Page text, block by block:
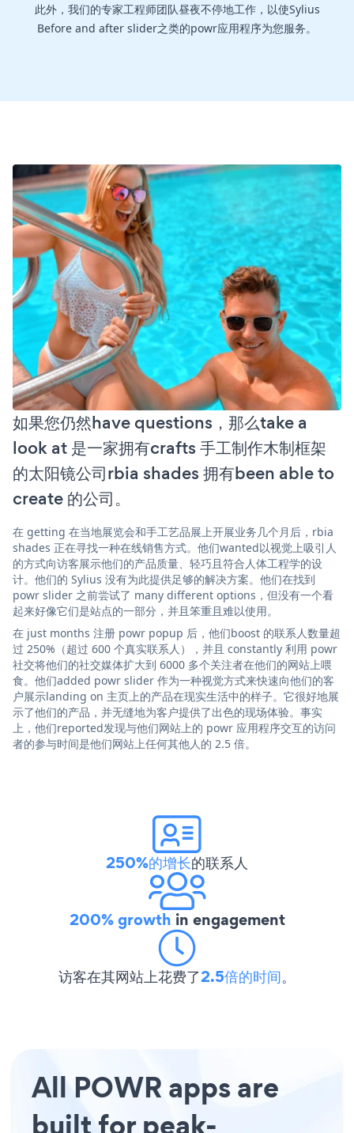
此外，我们的专家工程师团队昼夜不停地工作，以使Sylius
Before and after slider之类的powr应用程序为您服务。
如果您仍然have questions，那么take a
look at 是一家拥有crafts 手工制作木制框架
的太阳镜公司rbia shades 拥有been able to
create 的公司。
在 getting 在当地展览会和手工艺品展上开展业务几个月后，rbia
shades 正在寻找一种在线销售方式。他们wanted以视觉上吸引人
的方式向访客展示他们的产品质量、轻巧且符合人体工程学的设
计。他们的 Sylius 没有为此提供足够的解决方案。他们在找到
powr slider 之前尝试了 many different options，但没有一个看
起来好像它们是站点的一部分，并且笨重且难以使用。
在 just months 注册 powr popup 后，他们boost 的联系人数量超
过 250%（超过 600 个真实联系人），并且 constantly 利用 powr
社交将他们的社交媒体扩大到 6000 多个关注者在他们的网站上喂
食。他们added powr slider 作为一种视觉方式来快速向他们的客
户展示landing on 主页上的产品在现实生活中的样子。它很好地展
示了他们的产品，并无缝地为客户提供了出色的现场体验。事实
上，他们reported发现与他们网站上的 powr 应用程序交互的访问
者的参与时间是他们网站上任何其他人的 2.5 倍。
250%的增长的联系人
200% growth in engagement
访客在其网站上花费了2.5倍的时间。
All POWR apps are